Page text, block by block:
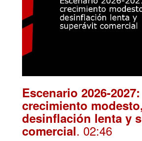
Escenario 2026-2027:
crecimiento
desinflación lenta y
comercial. 02:46